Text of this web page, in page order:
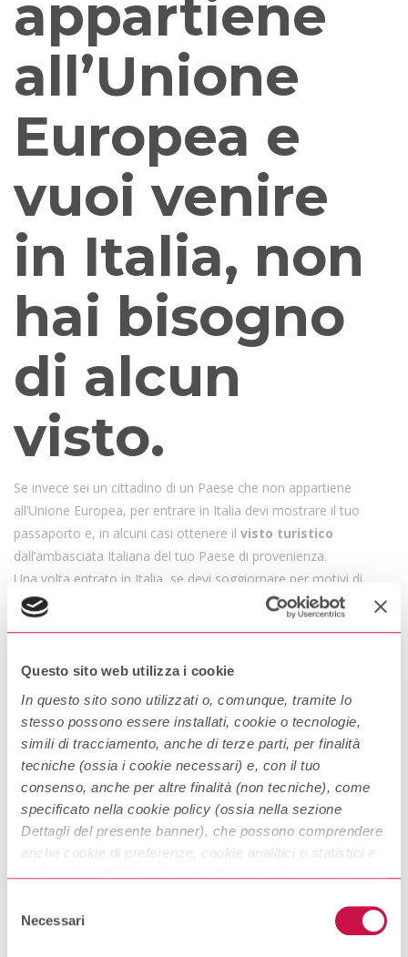
Questo sito web utilizza i cookie
In questo sito sono utilizzati o, comunque, tramite lo
stesso possono essere installati, cookie o tecnologie,
simili di tracciamento, anche di terze parti, per finalità
tecniche (ossia i cookie necessari) e, con il tuo
consenso, anche per altre finalità (non tecniche), come
specificato nella cookie policy (ossia nella sezione
Dettagli del presente banner), che possono comprendere
anche cookie di preferenze, cookie analitici o statistici e
cookie di profilazione (questi ultimi sono denominati
revocare il tuo consenso, in qualsiasi momento,
delNecessari
appartiene
all’Unione
Europea e
vuoi venire
in Italia, non
hai bisogno
di alcun
visto.
Se invece sei un cittadino di un Paese che non appartiene
all’Unione Europea, per entrare in Italia devi mostrare il tuo
passaporto e, in alcuni casi ottenere il visto turistico
dall’ambasciata Italiana del tuo Paese di provenienza.
Una volta entrato in Italia, se devi soggiornare per motivi di
affari, visita o studio per un periodo superiore a tre mesi, devi
richiedere il permesso di soggiorno. Non è invece possibile
Posso lavorare con
un visto per studio?
visto
puoi entrare in Italia per soggiorni di
breve o lunga durata, ma per un periodo di tempo definito.
Puoi chiedere un visto per studio per:
seguire corsi universitari;
seguire corsi di studio o di formazione professionale
svolgere attività culturali e di ricerca;
sostenere eventuali esami di abilitazione all’esercizio